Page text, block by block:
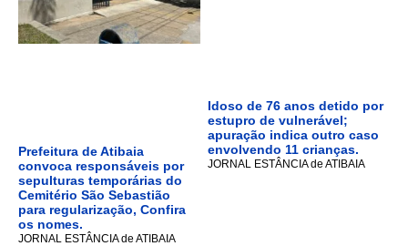
Prefeitura de Atibaia
convoca responsáveis por
sepulturas temporárias do
Cemitério São Sebastião
para regularização, Confira
os nomes.
JORNAL ESTÂNCIA de ATIBAIA
Idoso de 76 anos detido por
estupro de vulnerável;
apuração indica outro caso
envolvendo 11 crianças.
JORNAL ESTÂNCIA de ATIBAIA